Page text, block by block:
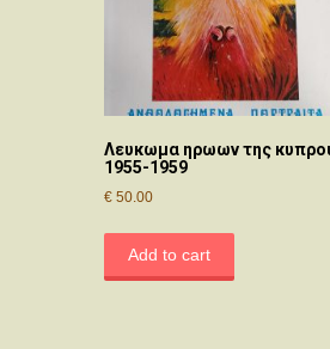
Λευκωμα ηρωων της
1955-1959
€ 50.00
Add to cart